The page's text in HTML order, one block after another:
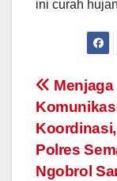
ini curah
Post
Menjaga
Polres
Ngobrol